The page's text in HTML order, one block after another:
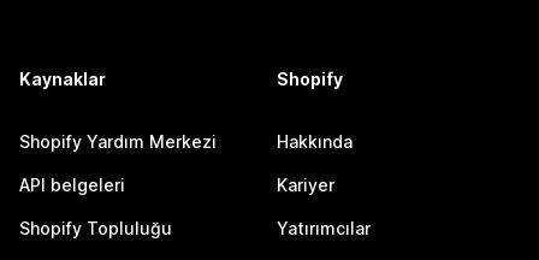
Kaynaklar
Shopify Yardım Merkezi
API belgeleri
Shopify Topluluğu
Shopify
Hakkında
Kariyer
Yatırımcılar